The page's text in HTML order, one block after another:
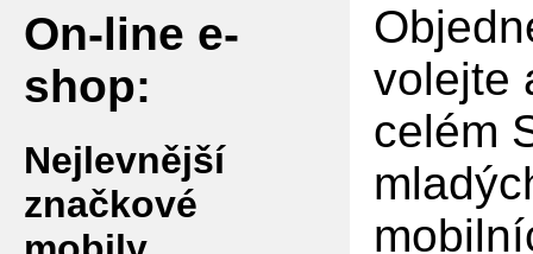
On-line e-
shop:
Nejlevnější
značkové
volejte
celém